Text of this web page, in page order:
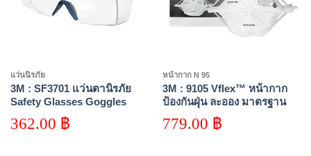
แว่นนิรภัย
3M : SF3701 แว่นตานิรภัย
Safety Glasses Goggles
SecureFit, 3700 Series
362.00 ฿
หน้ากาก N 95
3M : 9105 Vflex™ หน้ากาก
ป้องกันฝุ่น ละออง มาตรฐาน
N95 3M Vflex™ Particulate
Respirator, N95, 9105,
779.00 ฿